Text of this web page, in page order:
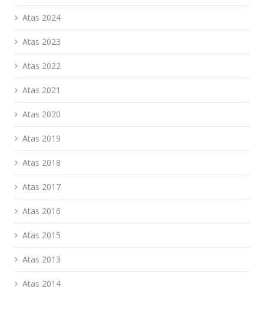
Atas 2024
Atas 2023
Atas 2022
Atas 2021
Atas 2020
Atas 2019
Atas 2018
Atas 2017
Atas 2016
Atas 2015
Atas 2013
Atas 2014